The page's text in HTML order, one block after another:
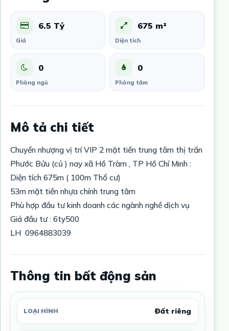
6.5 Tỷ
Giá
675 m²
Diện tích
0
Phòng ngủ
0
Phòng tắm
Mô tả chi tiết
Chuyển nhượng vị trí VIP 2 mặt tiền trung tâm thị trấn
Phước Bửu (củ ) nay xã Hồ Tràm , TP Hồ Chí Minh :
Diện tích 675m ( 100m Thổ cư)
53m mặt tiền nhựa chính trung tâm
Phù hợp đầu tư kinh doanh các ngành nghề dịch vụ
Giá đầu tư : 6ty500
LH 0964883039
Thông tin bất động sản
LOẠI HÌNH Đất riêng